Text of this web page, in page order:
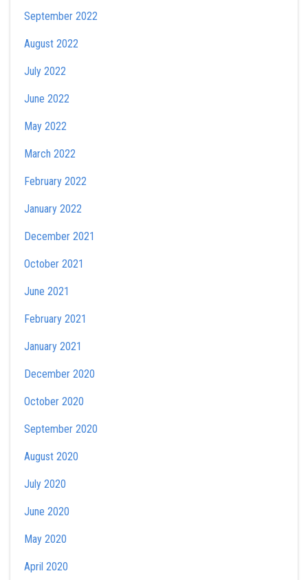
September 2022
August 2022
July 2022
June 2022
May 2022
March 2022
February 2022
January 2022
December 2021
October 2021
June 2021
February 2021
January 2021
December 2020
October 2020
September 2020
August 2020
July 2020
June 2020
May 2020
April 2020